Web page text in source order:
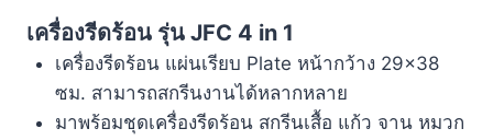
เครื่องรีดร้อน รุ่น JFC 4 in 1
เครื่องรีดร้อน แผ่นเรียบ Plate หน้ากว้าง 29×38
ซม. สามารถสกรีนงานได้หลากหลาย
มาพร้อมชุดเครื่องรีดร้อน สกรีนเสื้อ แก้ว จาน หมวก